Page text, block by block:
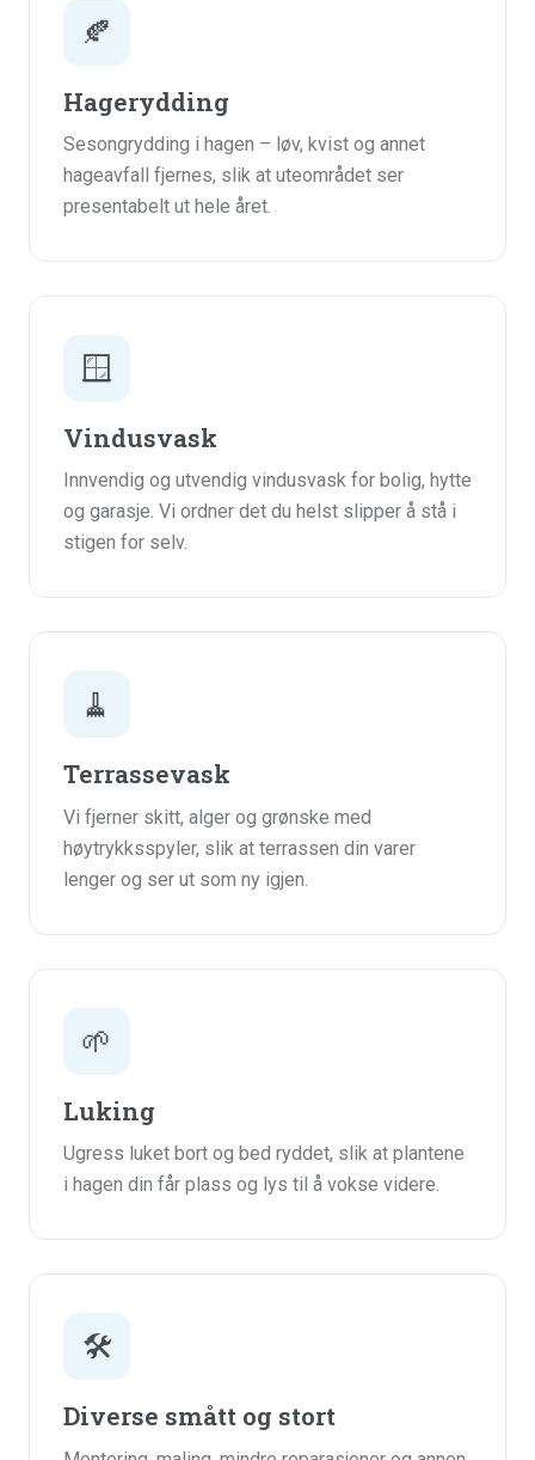
🍂
Hagerydding
Sesongrydding i hagen – løv, kvist og annet
hageavfall fjernes, slik at uteområdet ser
presentabelt ut hele året.
🪟
Vindusvask
Innvendig og utvendig vindusvask for bolig, hytte
og garasje. Vi ordner det du helst slipper å stå i
stigen for selv.
🧹
Terrassevask
Vi fjerner skitt, alger og grønske med
høytrykksspyler, slik at terrassen din varer
lenger og ser ut som ny igjen.
🌱
Luking
Ugress luket bort og bed ryddet, slik at plantene
i hagen din får plass og lys til å vokse videre.
🛠️
Diverse smått og stort